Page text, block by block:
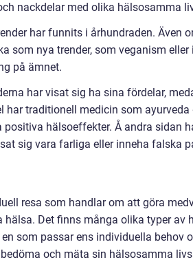
nackdelar med olika hälsosamma
har funnits i århundraden. Även
som nya trender, som veganism
på ämnet.
har visat sig ha sina fördelar,
har traditionell medicin som
hälsoeffekter. Å andra sidan
sig vara farliga eller inneha falska
resa som handlar om att göra
Det finns många olika typer av
som passar ens individuella behov
och mäta sin hälsosamma